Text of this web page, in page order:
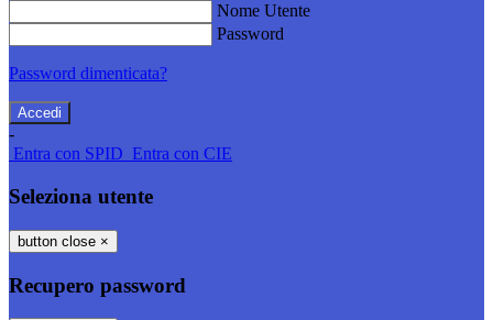
Nome Utente
Password
Password dimenticata?
-
Entra con SPID Entra con CIE
Seleziona utente
button close ×
Recupero password